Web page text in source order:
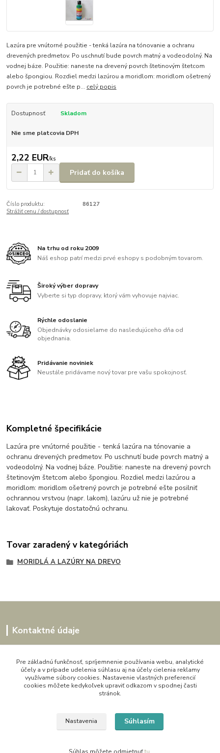
Lazúra pre vnútorné použitie - tenká lazúra na tónovanie a ochranu
drevených predmetov. Po uschnutí bude povrch matný a vodeodolný. Na
vodnej báze. Použitie: naneste na drevený povrch štetinovým štetcom
alebo špongiou. Rozdiel medzi lazúrou a moridlom: moridlom ošetrený
povrch je potrebné ešte p... celý popis
Dostupnosť Skladom
Nie sme platcovia DPH
2,22 EUR/ks
Pridať do košíka
Číslo produktu:
86127
Strážiť cenu / dostupnosť
Na trhu od roku 2009
Náš eshop patrí medzi prvé eshopy s podobným tovarom.
Široký výber dopravy
Vyberte si typ dopravy, ktorý vám vyhovuje najviac.
Rýchle odoslanie
Objednávky odosielame do nasledujúceho dňa od
objednania.
Pridávanie noviniek
Neustále pridávame nový tovar pre vašu spokojnosť.
Kompletné špecifikácie
Lazúra pre vnútorné použitie - tenká lazúra na tónovanie a
ochranu drevených predmetov. Po uschnutí bude povrch matný a
vodeodolný. Na vodnej báze. Použitie: naneste na drevený povrch
štetinovým štetcom alebo špongiou. Rozdiel medzi lazúrou a
moridlom: moridlom ošetrený povrch je potrebné ešte posilniť
ochrannou vrstvou (napr. lakom), lazúru už nie je potrebné
lakovať. Poskytuje dostatočnú ochranu.
Tovar zaradený v kategóriách
MORIDLÁ A LAZÚRY NA DREVO
Kontaktné údaje
0907864188
pon. - pia. 9,00 do 16,00h
artwood.nelly@gmail.com
Pre základnú funkčnosť, spríjemnenie používania webu, analytické
účely a v prípade udelenia súhlasu aj na účely cielenia reklamy
využívame súbory cookies. Nastavenie vlastných preferencií
cookies môžete kedykoľvek upraviť odkazom v spodnej časti
stránok.
Nastavenia Súhlasím